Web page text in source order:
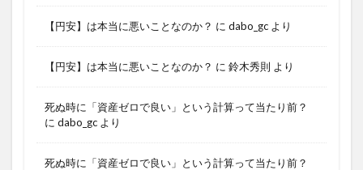
【円安】は本当に悪いことなのか？ に dabo_gc より
【円安】は本当に悪いことなのか？ に 鈴木秀則 より
死ぬ時に「資産ゼロで良い」という計算って当たり前？
に dabo_gc より
死ぬ時に「資産ゼロで良い」という計算って当たり前？